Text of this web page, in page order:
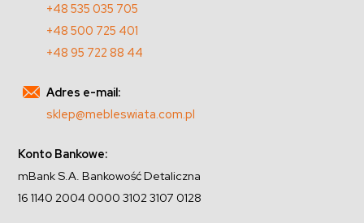
+48 535 035 705
+48 500 725 401
+48 95 722 88 44
Adres e-mail:
sklep@mebleswiata.com.pl
Konto Bankowe:
mBank S.A. Bankowość Detaliczna
16 1140 2004 0000 3102 3107 0128